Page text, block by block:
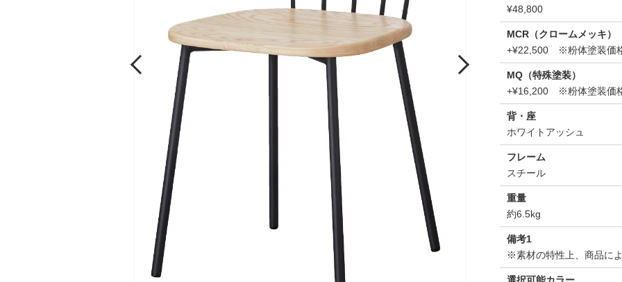
Previous Next
¥48,800
MCR（クロームメッキ）
+¥22,500 ※粉体塗装価
MQ（特殊塗装）
+¥16,200 ※粉体塗装価
背・座
ホワイトアッシュ
フレーム
スチール
重量
約6.5kg
備考1
※素材の特性上、商品に